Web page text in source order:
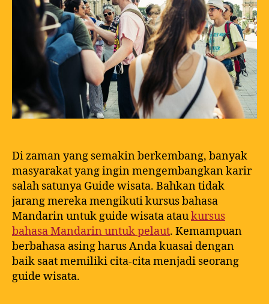
Di zaman yang semakin berkembang, banyak
masyarakat yang ingin mengembangkan karir
salah satunya Guide wisata. Bahkan tidak
jarang mereka mengikuti kursus bahasa
Mandarin untuk guide wisata ataukursus
bahasa Mandarin untuk pelaut. Kemampuan
berbahasa asing harus Anda kuasai dengan
baik saat memiliki cita-cita menjadi seorang
guide wisata.